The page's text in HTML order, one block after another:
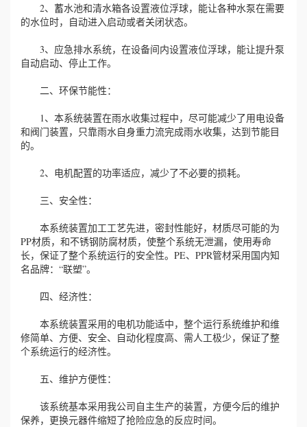
2、蓄水池和清水箱各设置液位浮球，能让各种水泵在需要
的水位时，自动进入启动或者关闭状态。
3、应急排水系统，在设备间内设置液位浮球，能让提升泵
自动启动、停止工作。
二、环保节能性：
1、本系统装置在雨水收集过程中，尽可能减少了用电设备
和阀门装置，只靠雨水自身重力流完成雨水收集，达到节能目
的。
2、电机配置的功率适应，减少了不必要的损耗。
三、安全性：
本系统装置加工工艺先进，密封性能好，材质尽可能的为
PP材质，和不锈钢防腐材质，使整个系统无泄漏，使用寿命
长，保证了整个系统运行的安全性。PE、PPR管材采用国内知
名品牌：“联塑”。
四、经济性：
本系统装置采用的电机功能适中，整个运行系统维护和维
修简单、方便、安全、自动化程度高、需人工极少，保证了整
个系统运行的经济性。
五、维护方便性：
该系统基本采用我公司自主生产的装置，方便今后的维护
保养，更换元器件缩短了抢险应急的反应时间。